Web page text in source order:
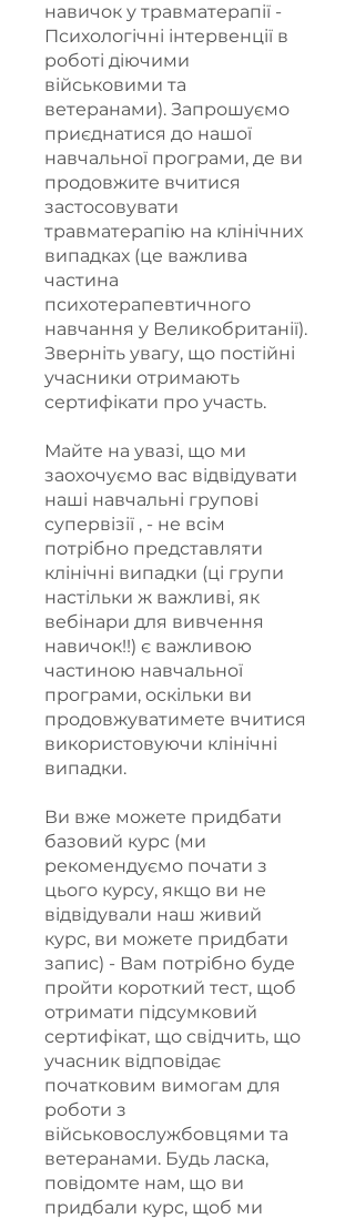
навичок у травматерапії -
Психологічні інтервенції в
роботі діючими
військовими та
ветеранами). Запрошуємо
приєднатися до нашої
навчальної програми, де ви
продовжите вчитися
застосовувати
травматерапію на клінічних
випадках (це важлива
частина
психотерапевтичного
навчання у Великобританії).
Зверніть увагу, що постійні
учасники отримають
сертифікати про участь.
Майте на увазі, що ми
заохочуємо вас відвідувати
наші навчальні групові
супервізії , - не всім
потрібно представляти
клінічні випадки (ці групи
настільки ж важливі, як
вебінари для вивчення
навичок!!) є важливою
частиною навчальної
програми, оскільки ви
продовжуватимете вчитися
використовуючи клінічні
випадки.
Ви вже можете придбати
базовий курс (ми
рекомендуємо почати з
цього курсу, якщо ви не
відвідували наш живий
курс, ви можете придбати
запис) - Вам потрібно буде
пройти короткий тест, щоб
отримати підсумковий
сертифікат, що свідчить, що
учасник відповідає
початковим вимогам для
роботи з
військовослужбовцями та
ветеранами. Будь ласка,
повідомте нам, що ви
придбали курс, щоб ми